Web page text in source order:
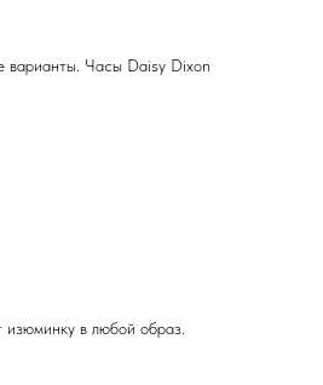
варианты. Часы Daisy Dixon
в любой образ.